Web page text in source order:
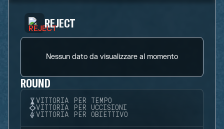
REJECT
Nessun dato da visualizzare al momento
ROUND
VITTORIA PER TEMPO
VITTORIA PER UCCISIONI
VITTORIA PER OBIETTIVO